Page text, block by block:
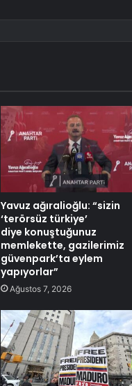
Yavuz ağıralioğlu: “sizin
‘terörsüz türkiye’
diye konuştuğunuz
memlekette, gazilerimiz
güvenpark’ta eylem
yapıyorlar”
Ağustos 7, 2026